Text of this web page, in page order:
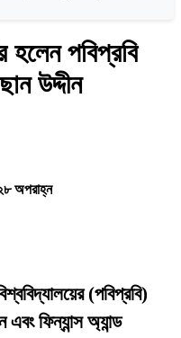
হলেন পবিপ্রবি
উদ্দীন
অপরাহ্ন
(পবিপ্রবি)
ফিন্যান্স অ্যান্ড